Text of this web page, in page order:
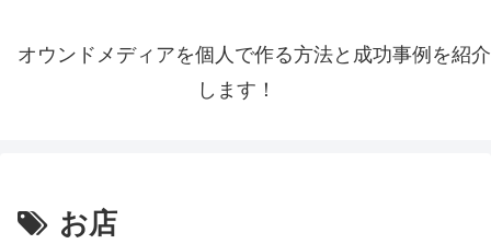
オウンドメディアを個人で作る方法と成功事例を紹介
します！
お店